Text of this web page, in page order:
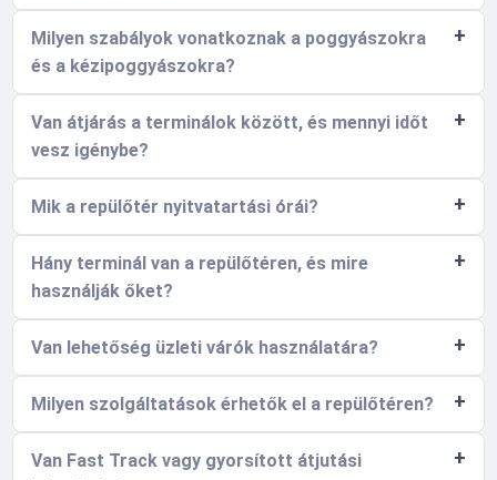
Milyen szabályok vonatkoznak a poggyászokra
és a kézipoggyászokra?
Van átjárás a terminálok között, és mennyi időt
vesz igénybe?
Mik a repülőtér nyitvatartási órái?
Hány terminál van a repülőtéren, és mire
használják őket?
Van lehetőség üzleti várók használatára?
Milyen szolgáltatások érhetők el a repülőtéren?
Van Fast Track vagy gyorsított átjutási